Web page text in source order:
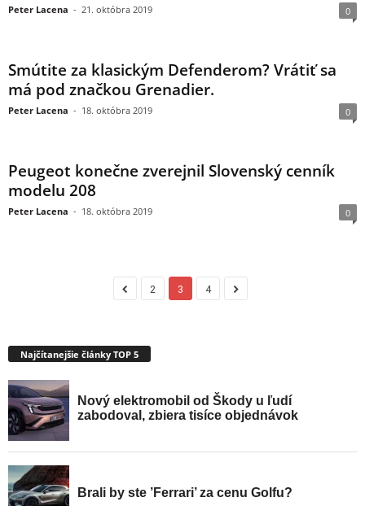
Peter Lacena - 21. októbra 2019 0
Smútite za klasickým Defenderom? Vrátiť sa
má pod značkou Grenadier.
Peter Lacena - 18. októbra 2019 0
Peugeot konečne zverejnil Slovenský cenník
modelu 208
Peter Lacena - 18. októbra 2019 0
2 3 4
Najčítanejšie články TOP 5